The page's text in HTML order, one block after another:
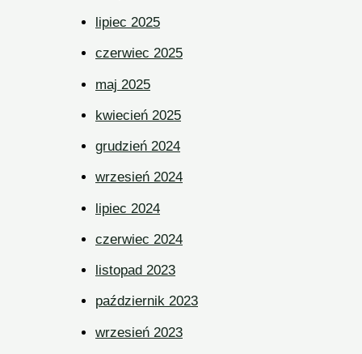
lipiec 2025
czerwiec 2025
maj 2025
kwiecień 2025
grudzień 2024
wrzesień 2024
lipiec 2024
czerwiec 2024
listopad 2023
październik 2023
wrzesień 2023